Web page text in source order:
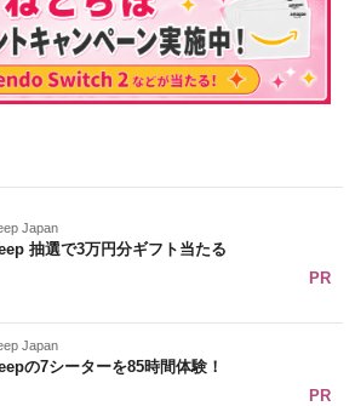
Japan
抽選で3万円分ギフト当たる
PR
Japan
の7シーターを85時間体験！
PR